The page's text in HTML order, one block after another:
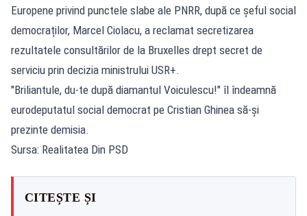
Europene privind punctele slabe ale PNRR, după ce șeful social
democraților, Marcel Ciolacu, a reclamat secretizarea
rezultatele consultărilor de la Bruxelles drept secret de
serviciu prin decizia ministrului USR+.
"Briliantule, du-te după diamantul Voiculescu!" îl îndeamnă
eurodeputatul social democrat pe Cristian Ghinea să-și
prezinte demisia.
Sursa: Realitatea Din PSD
CITEȘTE ȘI